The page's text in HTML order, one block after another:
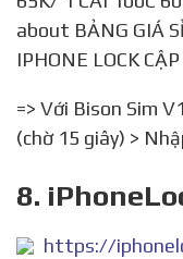
about BẢNG GIÁ
IPHONE LOCK
=> Với Bison Sim V1.2 : B1. Lắp vào > bấm * & Gọi
(chờ 15 giây) >
8.